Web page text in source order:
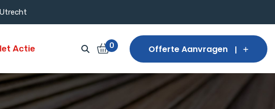
Actie 0 Offerte Aanvragen